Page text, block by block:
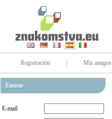
Registración Mis amigos
Entrar
E-mail